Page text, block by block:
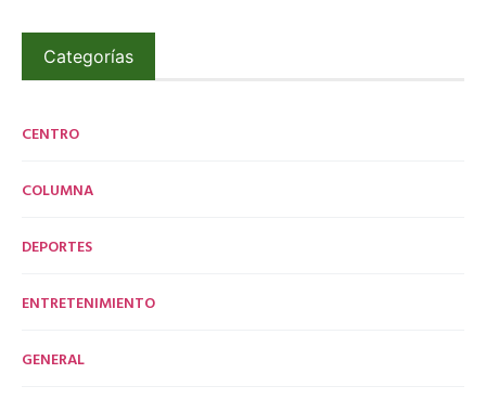
Categorías
CENTRO
COLUMNA
DEPORTES
ENTRETENIMIENTO
GENERAL